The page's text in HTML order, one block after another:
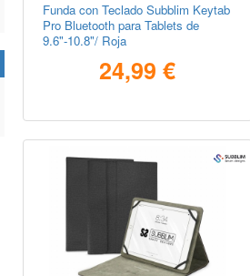
Funda con Teclado Subblim Keytab
Pro Bluetooth para Tablets de
9.6"-10.8"/ Roja
24,99 €